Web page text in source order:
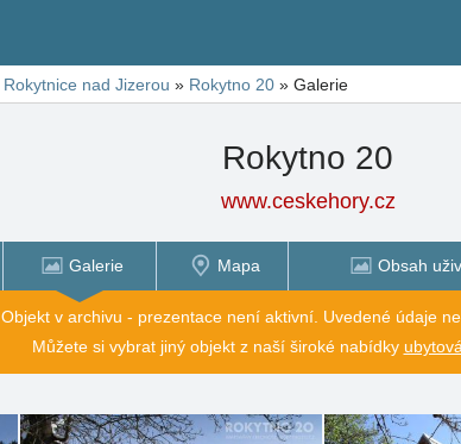
Rokytnice nad Jizerou » Rokytno 20 » Galerie
Rokytno 20
www.ceskehory.cz
Galerie Mapa Obsah
Objekt v archivu - prezentace není aktivní. Uvedené údaje
Můžete si vybrat jiný objekt z naší široké nabídky